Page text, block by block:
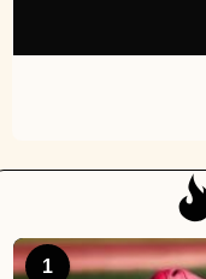
1